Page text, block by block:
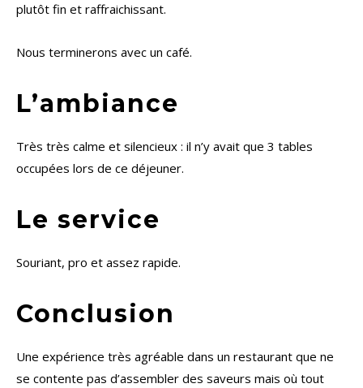
plutôt fin et raffraichissant.
Nous terminerons avec un café.
L’ambiance
Très très calme et silencieux : il n’y avait que 3 tables
occupées lors de ce déjeuner.
Le service
Souriant, pro et assez rapide.
Conclusion
Une expérience très agréable dans un restaurant que ne
se contente pas d’assembler des saveurs mais où tout